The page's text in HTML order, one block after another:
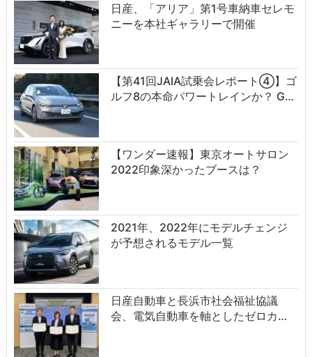
日産、「アリア」第1号車納車セレモ
ニーを本社ギャラリーで開催
【第41回JAIA試乗会レポート④】ゴ
ルフ8の本命パワートレインか？ G…
【ワンダー速報】東京オートサロン
2022印象深かったブースは？
2021年、2022年にモデルチェンジ
が予想されるモデル一覧
日産自動車と長浜市社会福祉協議
会、電気自動車を軸としたゼロカ…